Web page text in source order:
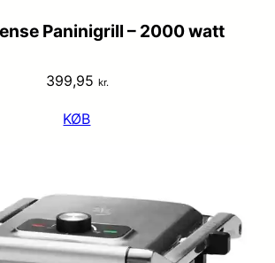
Paninigrill – 2000 watt
399,95 kr.
KØB